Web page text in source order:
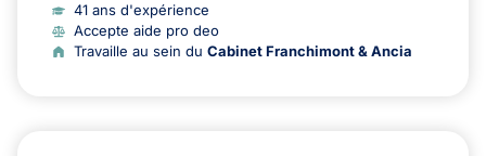
41 ans d'expérience
Accepte aide pro deo
Travaille au sein du Cabinet Franchimont & Ancia